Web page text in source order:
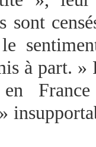
sont
à part.
en